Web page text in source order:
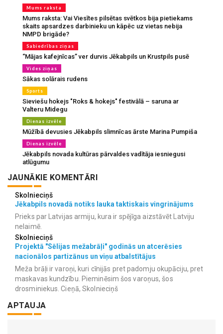
Mums raksta
Mums raksta: Vai Viesītes pilsētas svētkos bija pietiekams
skaits apsardzes darbinieku un kāpēc uz vietas nebija
NMPD brigāde?
Sabiedrības ziņas
“Mājas kafejnīcas” ver durvis Jēkabpils un Krustpils pusē
Vides ziņas
Sākas solārais rudens
Sports
Sieviešu hokejs "Roks & hokejs" festivālā – saruna ar
Valteru Midegu
Dienas izvēle
Mūžībā devusies Jēkabpils slimnīcas ārste Marina Pumpiša
Dienas izvēle
Jēkabpils novada kultūras pārvaldes vadītāja iesniegusi
atlūgumu
JAUNĀKIE KOMENTĀRI
Skolnieciņš
Jēkabpils novadā notiks lauka taktiskais vingrinājums
Prieks par Latvijas armiju, kura ir spējīga aizstāvēt Latviju
nelaimē.
Skolnieciņš
Projektā "Sēlijas mežabrāļi" godinās un atcerēsies
nacionālos partizānus un viņu atbalstītājus
Meža brāļi ir varoņi, kuri cīnijās pret padomju okupāciju, pret
maskavas kundzību. Pieminēsim šos varoņus, šos
drosminiekus. Cieņā, Skolnieciņš
APTAUJA